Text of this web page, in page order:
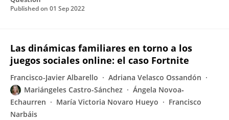
Published on 01 Sep 2022
Las dinámicas familiares en torno a los
juegos sociales online: el caso Fortnite
Francisco-Javier Albarello
Adriana Velasco Ossandón
Mariángeles Castro-Sánchez
Ángela Novoa‐
Echaurren
María Victoria Novaro Hueyo
Francisco
Narbáis